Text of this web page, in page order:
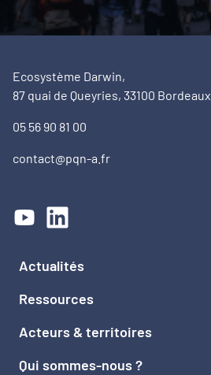
Ecosystème Darwin,
87 quai de Queyries, 33100 Bordeaux
05 56 90 81 00
contact@pqn-a.fr
Actualités
Ressources
Acteurs & territoires
Qui sommes-nous ?